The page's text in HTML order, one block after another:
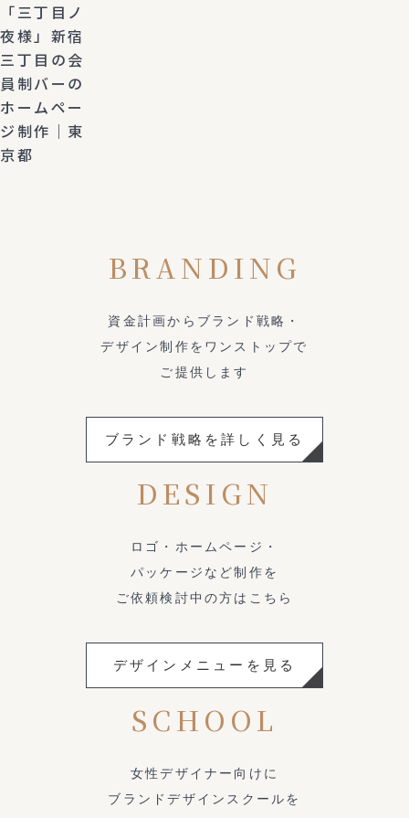
「三丁目ノ
夜様」新宿
三丁目の会
員制バーの
ホームペー
ジ制作｜東
京都
BRANDING
資金計画からブランド戦略・
デザイン制作をワンストップで
ご提供します
ブランド戦略を詳しく見る
DESIGN
ロゴ・ホームページ・
パッケージなど制作を
ご依頼検討中の方はこちら
デザインメニューを見る
SCHOOL
女性デザイナー向けに
ブランドデザインスクールを